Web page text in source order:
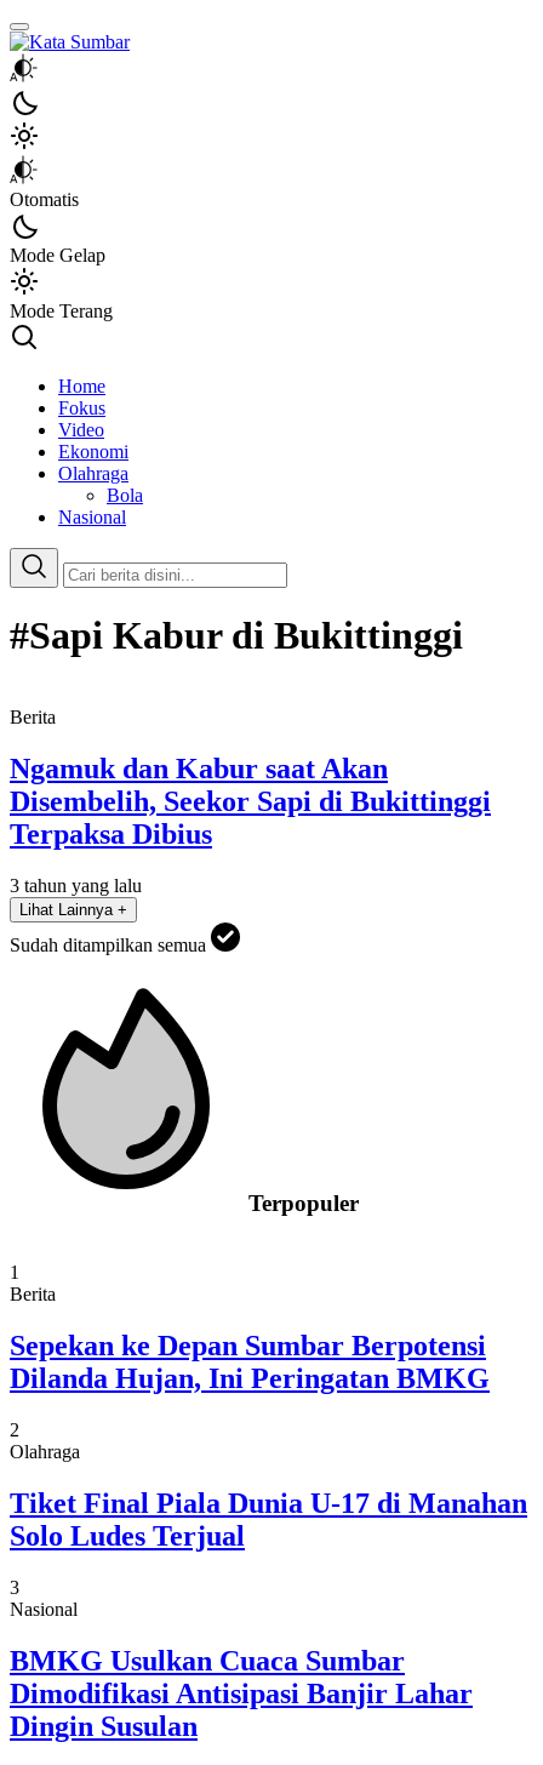
Kata Sumbar
Berita Sumbar Hari Ini
Otomatis
Mode Gelap
Mode Terang
Home
Fokus
Video
Ekonomi
Olahraga
Bola
Nasional
#Sapi Kabur di Bukittinggi
Berita
Ngamuk dan Kabur saat Akan
Disembelih, Seekor Sapi di Bukittinggi
Terpaksa Dibius
3 tahun yang lalu
Lihat Lainnya +
Sudah ditampilkan semua
Terpopuler
1
Berita
Sepekan ke Depan Sumbar Berpotensi
Dilanda Hujan, Ini Peringatan BMKG
2
Olahraga
Tiket Final Piala Dunia U-17 di Manahan
Solo Ludes Terjual
3
Nasional
BMKG Usulkan Cuaca Sumbar
Dimodifikasi Antisipasi Banjir Lahar
Dingin Susulan